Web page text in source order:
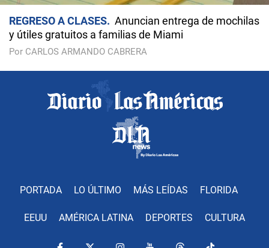
REGRESO A CLASES
Anuncian entrega de mochilas
y útiles gratuitos a familias de Miami
Por CARLOS ARMANDO CABRERA
PORTADA LO ÚLTIMO MÁS LEÍDAS FLORIDA
EEUU AMÉRICA LATINA DEPORTES CULTURA